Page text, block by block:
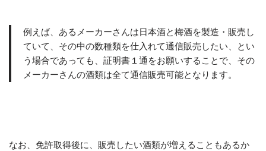
例えば、あるメーカーさんは日本酒と梅酒を製造・販売し
ていて、その中の数種類を仕入れて通信販売したい、とい
う場合であっても、証明書１通をお願いすることで、その
メーカーさんの酒類は全て通信販売可能となります。
なお、免許取得後に、販売したい酒類が増えることもあるか